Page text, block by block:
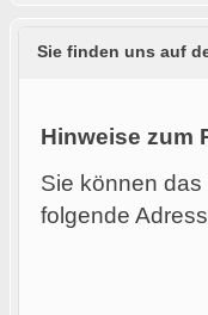
Sie finden uns auf
Hinweise zum
Sie können
folgende